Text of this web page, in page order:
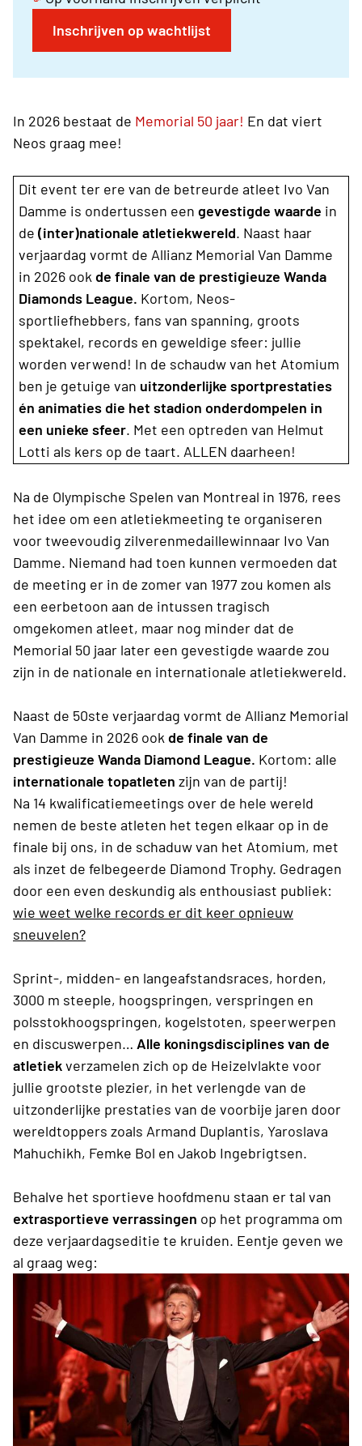
Inschrijven op wachtlijst
In 2026 bestaat de Memorial 50 jaar! En dat viert
Neos graag mee!
Dit event ter ere van de betreurde atleet Ivo Van
Damme is ondertussen een gevestigde waarde in
de (inter)nationale atletiekwereld. Naast haar
verjaardag vormt de Allianz Memorial Van Damme
in 2026 ook de finale van de prestigieuze Wanda
Diamonds League. Kortom, Neos-
sportliefhebbers, fans van spanning, groots
spektakel, records en geweldige sfeer: jullie
worden verwend! In de schaudw van het Atomium
ben je getuige van uitzonderlijke sportprestaties
én animaties die het stadion onderdompelen in
een unieke sfeer. Met een optreden van Helmut
Lotti als kers op de taart. ALLEN daarheen!
Na de Olympische Spelen van Montreal in 1976, rees
het idee om een atletiekmeeting te organiseren
voor tweevoudig zilverenmedaillewinnaar Ivo Van
Damme. Niemand had toen kunnen vermoeden dat
de meeting er in de zomer van 1977 zou komen als
een eerbetoon aan de intussen tragisch
omgekomen atleet, maar nog minder dat de
Memorial 50 jaar later een gevestigde waarde zou
zijn in de nationale en internationale atletiekwereld.
Naast de 50ste verjaardag vormt de Allianz Memorial
Van Damme in 2026 ook de finale van de
prestigieuze Wanda Diamond League. Kortom: alle
internationale topatleten zijn van de partij!
Na 14 kwalificatiemeetings over de hele wereld
nemen de beste atleten het tegen elkaar op in de
finale bij ons, in de schaduw van het Atomium, met
als inzet de felbegeerde Diamond Trophy. Gedragen
door een even deskundig als enthousiast publiek:
wie weet welke records er dit keer opnieuw
sneuvelen?
Sprint-, midden- en langeafstandsraces, horden,
3000 m steeple, hoogspringen, verspringen en
polsstokhoogspringen, kogelstoten, speerwerpen
en discuswerpen… Alle koningsdisciplines van de
atletiekverzamelen zich op de Heizelvlakte voor
jullie grootste plezier, in het verlengde van de
uitzonderlijke prestaties van de voorbije jaren door
wereldtoppers zoals Armand Duplantis, Yaroslava
Mahuchikh, Femke Bol en Jakob Ingebrigtsen.
Behalve het sportieve hoofdmenu staan er tal van
extrasportieve verrassingen op het programma om
deze verjaardagseditie te kruiden. Eentje geven we
al graag weg: